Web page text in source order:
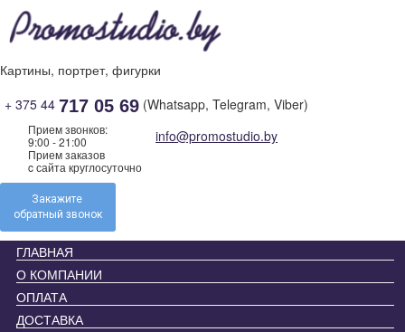
Skip
content
Картины, портрет, фигурки
+ 375 44 717 05 69 (Whatsapp, Telegram, Viber)
Прием звонков:
9:00 - 21:00
Прием заказов
c сайта круглосуточно
info@promostudio.by
Закажите
обратный звонок
ГЛАВНАЯ
О КОМПАНИИ
ОПЛАТА
ДОСТАВКА